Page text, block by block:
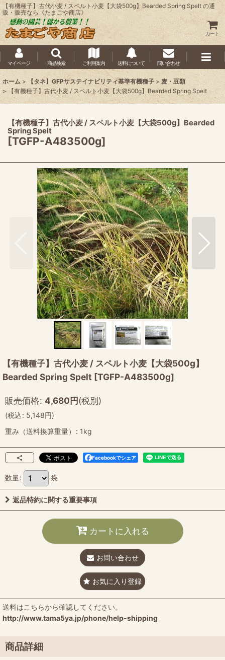
【有機種子】古代小麦 / スペルト小麦【大袋500g】Bearded Spring Spelt の通
販・販売なら《たまごや商店》
カート
マイページ 商品検索 ご利用案内 送料について 問い合わせ
ホーム > 【タネ】GFPサステイナビリティ基準有機種子 > 麦・豆類
> 【有機種子】古代小麦 / スペルト小麦【大袋500g】Bearded Spring Spelt
【有機種子】古代小麦 / スペルト小麦【大袋500g】Bearded
Spring Spelt
[TGFP-A483500g]
【有機種子】古代小麦 / スペルト小麦【大袋500g】
Bearded Spring Spelt [TGFP-A483500g]
販売価格: 4,680円(税別)
(税込: 5,148円)
重み（送料換算重量）
: 1kg
Facebookでシェア
数量: 袋
返品特約に関する重要事項
カートに入れる
お問い合わせ
お気に入り登録
送料はこちらから確認してください。
http://www.tama5ya.jp/phone/help-shipping
商品詳細